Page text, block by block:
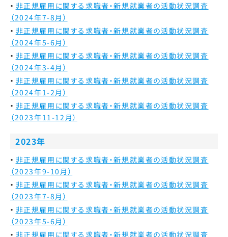
非正規雇用に関する求職者・新規就業者の活動状況調査
（2024年7-8月）
非正規雇用に関する求職者・新規就業者の活動状況調査
（2024年5-6月）
非正規雇用に関する求職者・新規就業者の活動状況調査
（2024年3-4月）
非正規雇用に関する求職者・新規就業者の活動状況調査
（2024年1-2月）
非正規雇用に関する求職者・新規就業者の活動状況調査
（2023年11-12月）
2023年
非正規雇用に関する求職者・新規就業者の活動状況調査
（2023年9-10月）
非正規雇用に関する求職者・新規就業者の活動状況調査
（2023年7-8月）
非正規雇用に関する求職者・新規就業者の活動状況調査
（2023年5-6月）
非正規雇用に関する求職者・新規就業者の活動状況調査